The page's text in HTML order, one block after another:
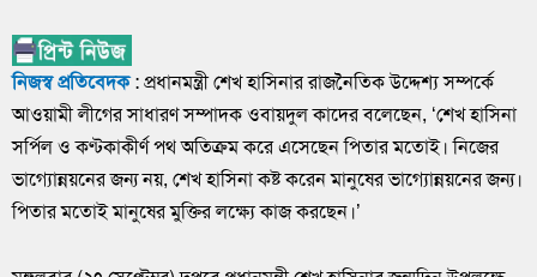
নিজস্ব প্রতিবেদক : প্রধানমন্ত্রী শেখ হাসিনার রাজনৈতিক উদ্দেশ্য সম্পর্কে
আওয়ামী লীগের সাধারণ সম্পাদক ওবায়দুল কাদের বলেছেন, ‘শেখ হাসিনা
সর্পিল ও কণ্টকাকীর্ণ পথ অতিক্রম করে এসেছেন পিতার মতোই। নিজের
ভাগ্যোন্নয়নের জন্য নয়, শেখ হাসিনা কষ্ট করেন মানুষের ভাগ্যোন্নয়নের জন্য।
পিতার মতোই মানুষের মুক্তির লক্ষ্যে কাজ করছেন।’